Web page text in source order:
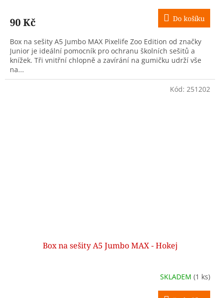
90 Kč Do košíku
Box na sešity A5 Jumbo MAX Pixelife Zoo Edition od značky
Junior je ideální pomocník pro ochranu školních sešitů a
knížek. Tři vnitřní chlopně a zavírání na gumičku udrží vše
na...
Box na sešity A5 Jumbo MAX - Hokej
SKLADEM (1 ks)
Kód: 251202